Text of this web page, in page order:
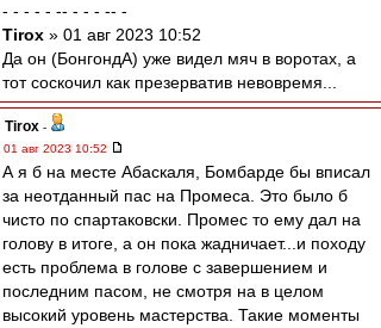
- - - - - -- - - - -- -
Tirox » 01 авг 2023 10:52
Да он (БонгондА) уже видел мяч в воротах, а
тот соскочил как презерватив невовремя...
Tirox -
01 авг 2023 10:52
А я б на месте Абаскаля, Бомбарде бы вписал
за неотданный пас на Промеса. Это было б
чисто по спартаковски. Промес то ему дал на
голову в итоге, а он пока жадничает...и походу
есть проблема в голове с завершением и
последним пасом, не смотря на в целом
высокий уровень мастерства. Такие моменты